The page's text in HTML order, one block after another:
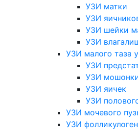
УЗИ матки
УЗИ
УЗИ шейки
УЗИ
УЗИ малого таза
УЗИ
УЗИ
УЗИ яичек
УЗИ
УЗИ мочевого
УЗИ